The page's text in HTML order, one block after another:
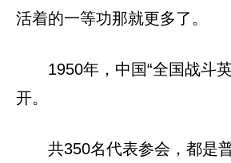
活着的一等功那就更多了。
1950年，中国“全国战斗
开。
共350名代表参会，都是